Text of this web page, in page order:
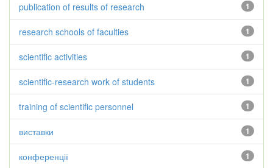
1
publication of results of research
1
research schools of faculties
1
scientific activities
1
scientific-research work of students
1
training of scientific personnel
1
виставки
1
конференції